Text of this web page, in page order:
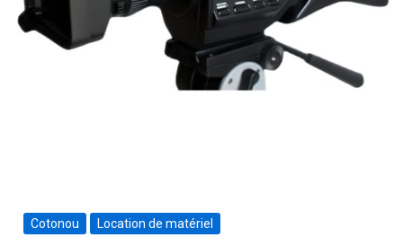
Cotonou Location de matériel